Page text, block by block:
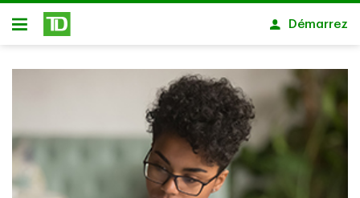
Passer au contenu principal
Ouvert
Démarrez